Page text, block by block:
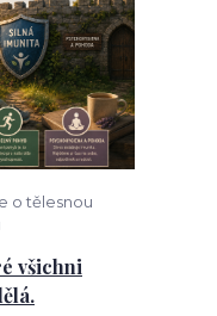
o tělesnou
všichni